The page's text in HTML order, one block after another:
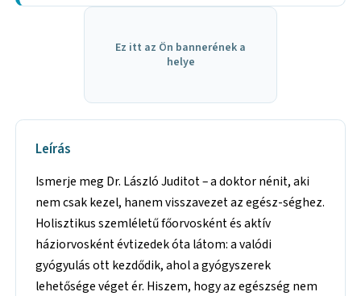
Ez itt az Ön bannerének a
helye
Leírás
Ismerje meg Dr. László Juditot – a doktor nénit, aki
nem csak kezel, hanem visszavezet az egész-séghez.
Holisztikus szemléletű főorvosként és aktív
háziorvosként évtizedek óta látom: a valódi
gyógyulás ott kezdődik, ahol a gyógyszerek
lehetősége véget ér. Hiszem, hogy az egészség nem